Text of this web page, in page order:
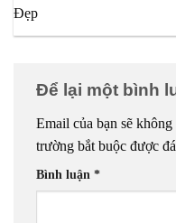
Đẹp
Để lại một bình
Email của bạn sẽ
trường bắt buộc được
Bình luận *